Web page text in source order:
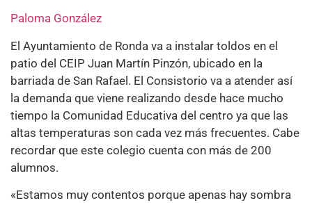
Paloma González
El Ayuntamiento de Ronda va a instalar toldos en el
patio del CEIP Juan Martín Pinzón, ubicado en la
barriada de San Rafael. El Consistorio va a atender así
la demanda que viene realizando desde hace mucho
tiempo la Comunidad Educativa del centro ya que las
altas temperaturas son cada vez más frecuentes. Cabe
recordar que este colegio cuenta con más de 200
alumnos.
«Estamos muy contentos porque apenas hay sombra